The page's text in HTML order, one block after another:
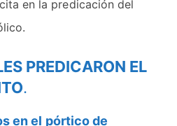
en la predicación del
PREDICARON EL
.
en el pórtico de